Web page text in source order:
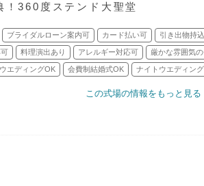
360度ステンド大聖堂
ブライダルローン案内可 カード払い可 引き出物持
料理演出あり アレルギー対応可 厳かな雰囲気
エディングOK 会費制結婚式OK ナイトウエディン
この式場の情報をもっと見る